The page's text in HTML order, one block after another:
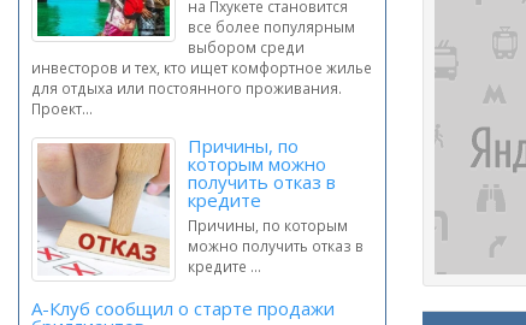
на Пхукете становится
все более популярным
выбором среди
инвесторов и тех, кто ищет комфортное жилье
для отдыха или постоянного проживания.
Проект...
Причины, по
которым можно
получить отказ в
кредите
Причины, по которым
можно получить отказ в
кредите ...
А-Клуб сообщил о старте продажи